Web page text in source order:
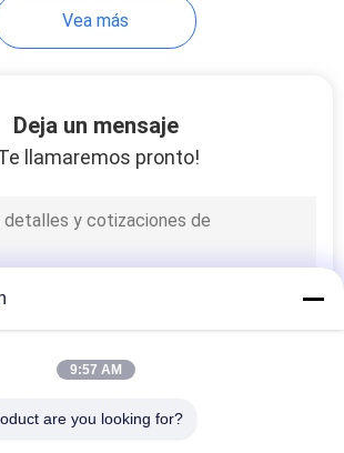
de aceite
de la
del
del
Vea más
Deja un mensaje
llamaremos pronto!
9:57 AM
are you looking for?